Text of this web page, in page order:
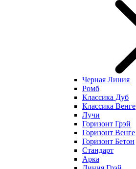
Черная Линия
Ромб
Классика Дуб
Классика Венге
Лучи
Горизонт Грэй
Горизонт Венге
Горизонт Бетон
Стандарт
Арка